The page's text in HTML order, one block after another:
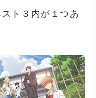
ト３内が１つあ